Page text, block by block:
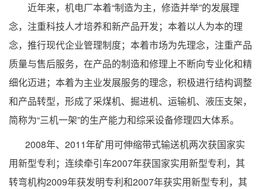
近年来，机电厂本着“制造为主，修造并举”的发展理
念，注重科技人才培养和新产品开发；本着以人为本的理
念，推行现代企业管理制度；本着市场为先理念，注重产品
质量与售后服务，在产品的制造和修理上不断向专业化和精
细化迈进；本着为主业发展服务的理念，积极进行结构调整
和产品转型，形成了采煤机、掘进机、运输机、液压支架，
简称为“三机一架”的生产能力和综采设备修理四大体系。
2008年、2011年矿用可伸缩带式输送机两次获国家实
用新型专利；连续牵引车2007年获国家实用新型专利，其
转弯机构2009年获发明专利和2007年获实用新型专利，其